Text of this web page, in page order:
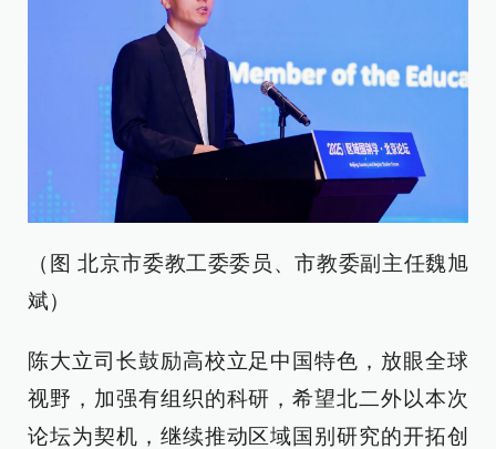
（图 北京市委教工委委员、市教委副主任魏旭
斌）
陈大立司长鼓励高校立足中国特色，放眼全球
视野，加强有组织的科研，希望北二外以本次
论坛为契机，继续推动区域国别研究的开拓创